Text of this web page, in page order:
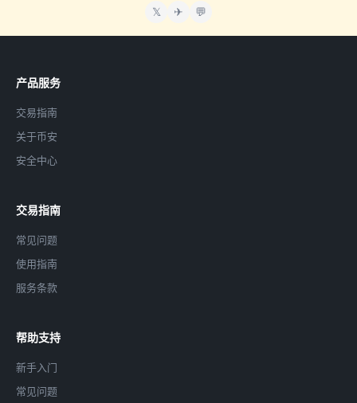
𝕏 ✈ 💬
产品服务
交易指南
关于币安
安全中心
交易指南
常见问题
使用指南
服务条款
帮助支持
新手入门
常见问题